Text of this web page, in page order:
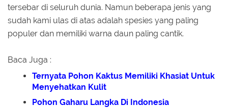
tersebar di seluruh dunia. Namun beberapa jenis yang
sudah kami ulas di atas adalah spesies yang paling
populer dan memiliki warna daun paling cantik.
Baca Juga :
Ternyata Pohon Kaktus Memiliki Khasiat Untuk
Menyehatkan Kulit
Pohon Gaharu Langka Di Indonesia